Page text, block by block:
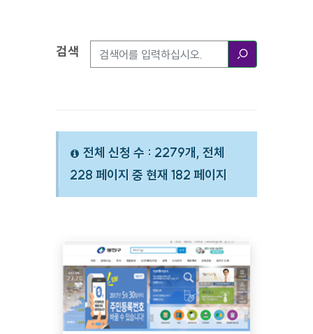
검색옵션
검색
전체 신청 수 : 2279개, 전체
228 페이지 중 현재 182 페이지